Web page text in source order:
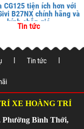
CG125 tiện ích hơn với
B27NX chính hãng và
kính chắn gió
Tin tức
Tin tức
XE HOÀNG TRÍ
Phường Bình Thới,